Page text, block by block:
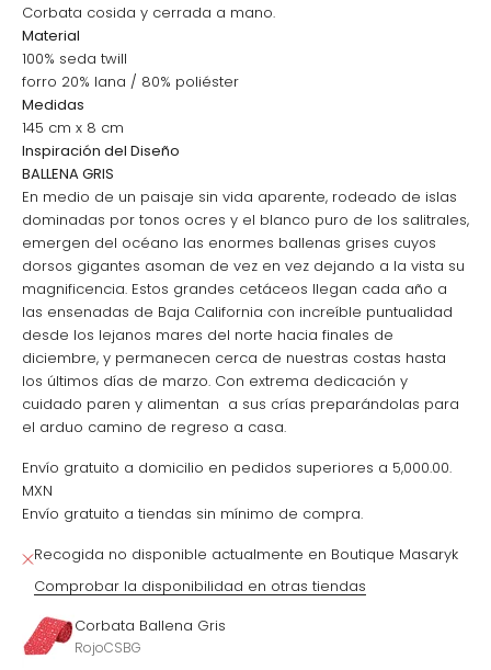
Corbata cosida y cerrada a mano.
Material
100% seda twill
forro 20% lana / 80% poliéster
Medidas
145 cm x 8 cm
Inspiración del Diseño
BALLENA GRIS
En medio de un paisaje sin vida aparente, rodeado de islas
dominadas por tonos ocres y el blanco puro de los salitrales,
emergen del océano las enormes ballenas grises cuyos
dorsos gigantes asoman de vez en vez dejando a la vista su
magnificencia. Estos grandes cetáceos llegan cada año a
las ensenadas de Baja California con increíble puntualidad
desde los lejanos mares del norte hacia finales de
diciembre, y permanecen cerca de nuestras costas hasta
los últimos días de marzo. Con extrema dedicación y
cuidado paren y alimentan a sus crías preparándolas para
el arduo camino de regreso a casa.
Envío gratuito a domicilio en pedidos superiores a 5,000.00.
MXN
Envío gratuito a tiendas sin mínimo de compra.
Recogida no disponible actualmente en Boutique Masaryk
Comprobar la disponibilidad en otras tiendas
Corbata Ballena Gris
RojoCSBG